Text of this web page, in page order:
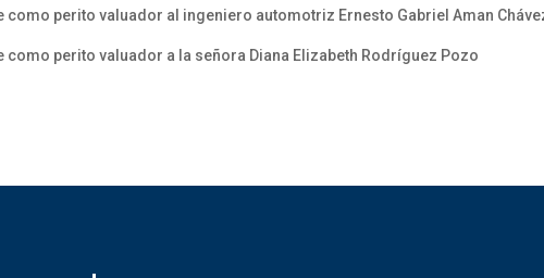
como perito valuador al ingeniero automotriz Ernesto Gabriel Aman
como perito valuador a la señora Diana Elizabeth Rodríguez Pozo